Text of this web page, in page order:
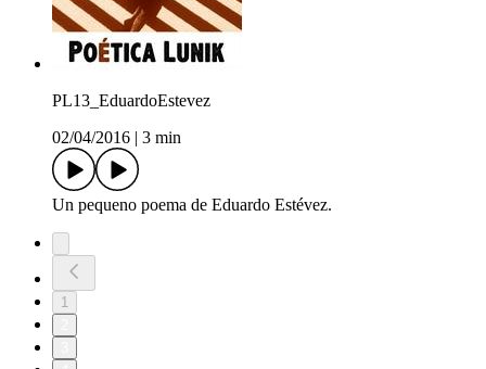
PL13_EduardoEstevez
02/04/2016
3 min
Un pequeno poema de Eduardo Estévez.
1